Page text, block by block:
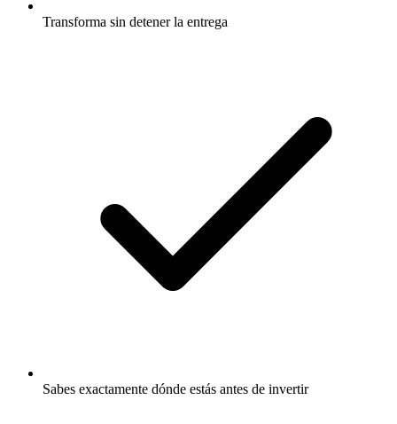
Transforma sin detener la entrega
Sabes exactamente dónde estás antes de invertir